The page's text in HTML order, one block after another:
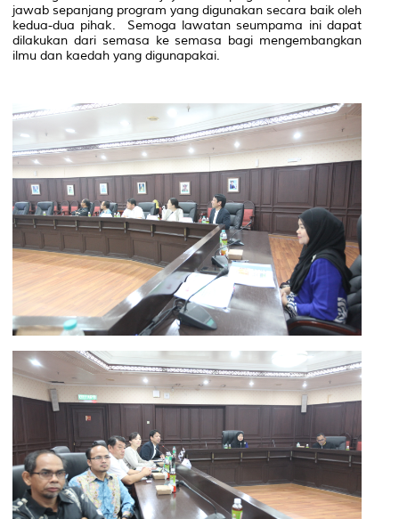
jawab sepanjang program yang digunakan secara baik oleh
kedua-dua pihak. Semoga lawatan seumpama ini dapat
dilakukan dari semasa ke semasa bagi mengembangkan
ilmu dan kaedah yang digunapakai.